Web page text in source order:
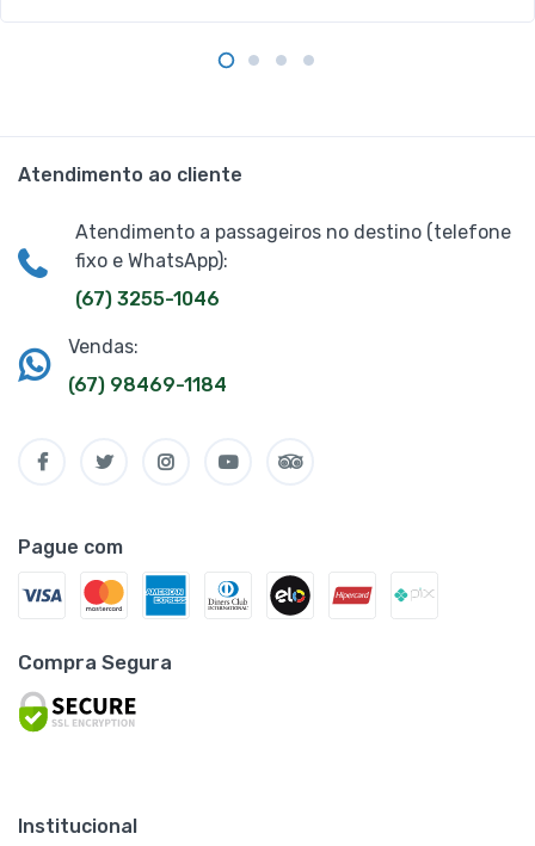
Atendimento ao cliente
Atendimento a passageiros no destino (telefone
fixo e WhatsApp):
(67) 3255-1046
Vendas:
(67) 98469-1184
Pague com
Compra Segura
Institucional